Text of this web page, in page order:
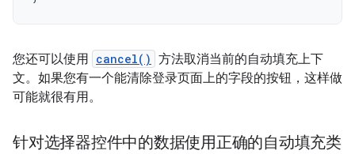
您还可以使用 cancel() 方法取消当前的自动填充上下
文。如果您有一个能清除登录页面上的字段的按钮，这样做
可能就很有用。
针对选择器控件中的数据使用正确的自动填充类